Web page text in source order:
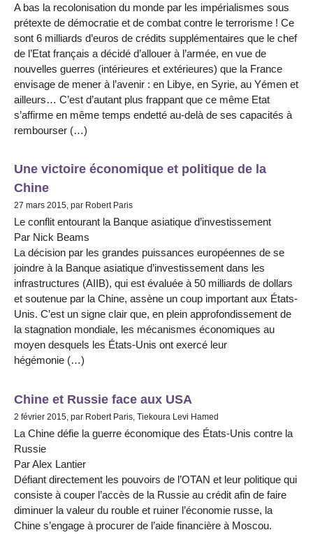
A bas la recolonisation du monde par les impérialismes sous
prétexte de démocratie et de combat contre le terrorisme ! Ce
sont 6 milliards d’euros de crédits supplémentaires que le chef
de l’Etat français a décidé d’allouer à l’armée, en vue de
nouvelles guerres (intérieures et extérieures) que la France
envisage de mener à l’avenir : en Libye, en Syrie, au Yémen et
ailleurs… C’est d’autant plus frappant que ce même Etat
s’affirme en même temps endetté au-delà de ses capacités à
rembourser (…)
Une victoire économique et politique de la
Chine
27 mars 2015, par Robert Paris
Le conflit entourant la Banque asiatique d’investissement
Par Nick Beams
La décision par les grandes puissances européennes de se
joindre à la Banque asiatique d’investissement dans les
infrastructures (AIIB), qui est évaluée à 50 milliards de dollars
et soutenue par la Chine, assène un coup important aux États-
Unis. C’est un signe clair que, en plein approfondissement de
la stagnation mondiale, les mécanismes économiques au
moyen desquels les États-Unis ont exercé leur
hégémonie (…)
Chine et Russie face aux USA
2 février 2015, par Robert Paris, Tiekoura Levi Hamed
La Chine défie la guerre économique des États-Unis contre la
Russie
Par Alex Lantier
Défiant directement les pouvoirs de l’OTAN et leur politique qui
consiste à couper l’accès de la Russie au crédit afin de faire
diminuer la valeur du rouble et ruiner l’économie russe, la
Chine s’engage à procurer de l’aide financière à Moscou.